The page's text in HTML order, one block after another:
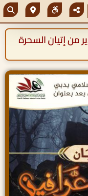
من إتيان السحرة